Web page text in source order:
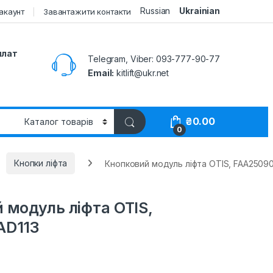
Завантажити контакти Russian Ukrainian
Telegram, Viber: 093-777-90-77
Email: kitlift@ukr.net
0
₴0.00
Кнопки ліфта Кнопковий модуль ліфта OTIS,
ліфта OTIS,